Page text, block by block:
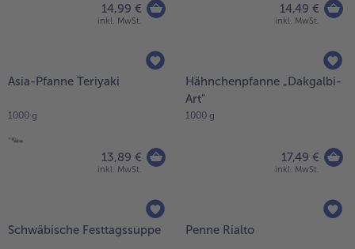
14,99 €
inkl. MwSt.
14,49 €
inkl. MwSt.
1000 g
Hähnchenpfanne „Dakgalbi-
1000 g